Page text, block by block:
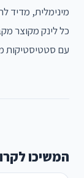
מינימלית, מדיד
עם סטטיסטיקות
המשיכו